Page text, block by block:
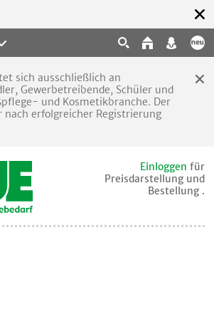
sich ausschließlich an
Gewerbetreibende, Schüler und
und Kosmetikbranche. Der
erfolgreicher Registrierung
Einloggen für
Preisdarstellung und
Bestellung .